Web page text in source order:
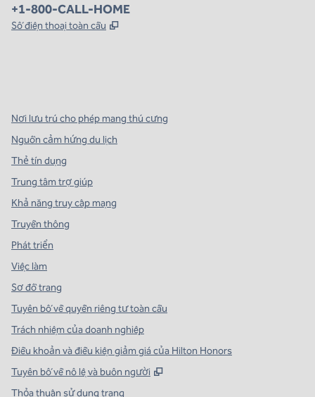
Điện thoại:
+1-800-CALL-HOME
Số điện thoại toàn cầu ,
Nơi lưu trú cho phép mang thú cưng
Nguồn cảm hứng du lịch
Thẻ tín dụng
Trung tâm trợ giúp
Khả năng truy cập mạng
Truyền thông
Phát triển
Việc làm
Sơ đồ trang
Tuyên bố về quyền riêng tư toàn cầu
Trách nhiệm của doanh nghiệp
Điều khoản và điều kiện giảm giá của Hilton Honors
Tuyên bố về nô lệ và buôn người
,
Thỏa thuận sử dụng trang